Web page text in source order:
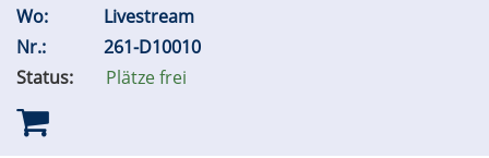
Wo:
Livestream
Nr.:
261-D10010
Status:
Plätze frei